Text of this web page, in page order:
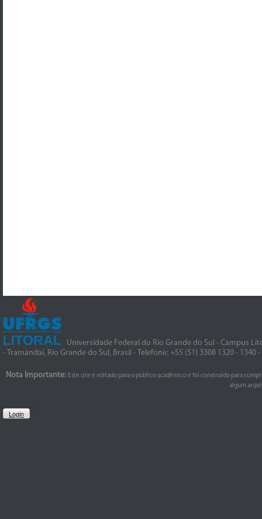
Universidade Federal do Rio Grande do Sul - Campus
- Tramandaí, Rio Grande do Sul, Brasil - Telefone: +55 (51) 3308 1320 - 1340
Nota Importante: Este site é voltado para o público acadêmico e foi construído para
algum
Login